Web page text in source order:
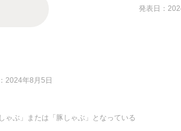
発表日：
2024年8月5日
ゃぶ」または「豚しゃぶ」となっている